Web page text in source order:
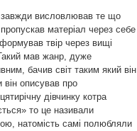
висловлював те що
матеріал через себе
твір через вищі
мав жанр, дуже
бачив світ таким який він
він описував про
дівчинку котра
то це називали
натомість самі полюбляли